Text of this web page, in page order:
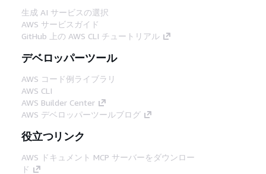
生成 AI サービスの選択
AWS サービスガイド
GitHub 上の AWS CLI チュートリアル
デベロッパーツール
AWS コード例ライブラリ
AWS CLI
AWS Builder Center
AWS デベロッパーツールブログ
役立つリンク
AWS ドキュメント MCP サーバーをダウンロー
ド